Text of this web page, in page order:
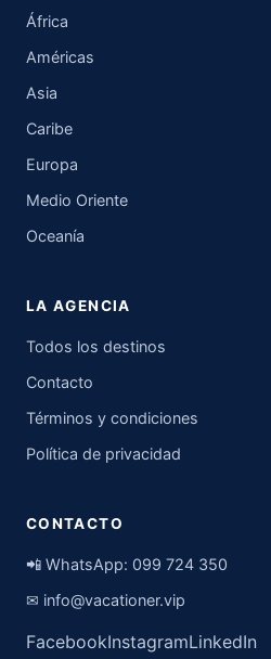
África
Américas
Asia
Caribe
Europa
Medio Oriente
Oceanía
LA AGENCIA
Todos los destinos
Contacto
Términos y condiciones
Política de privacidad
CONTACTO
📲 WhatsApp: 099 724 350
✉ info@vacationer.vip
FacebookInstagramLinkedIn